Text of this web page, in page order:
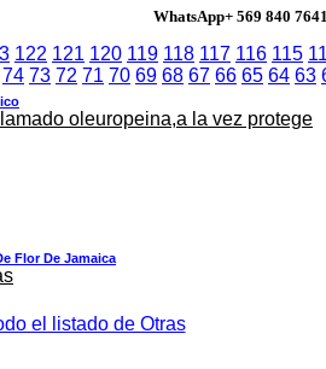
WhatsApp+ 569 840
122 121 120 119 118 117 116 115
74 73 72 71 70 69 68 67 66 65 64 63
oleuropeina,a la vez protege
Flor De Jamaica
el listado de Otras